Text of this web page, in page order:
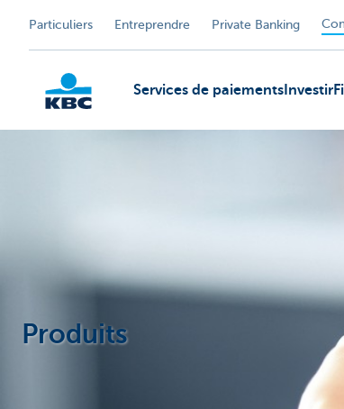
Particuliers Entreprendre Private Banking
Services de paiements Investir
Produits